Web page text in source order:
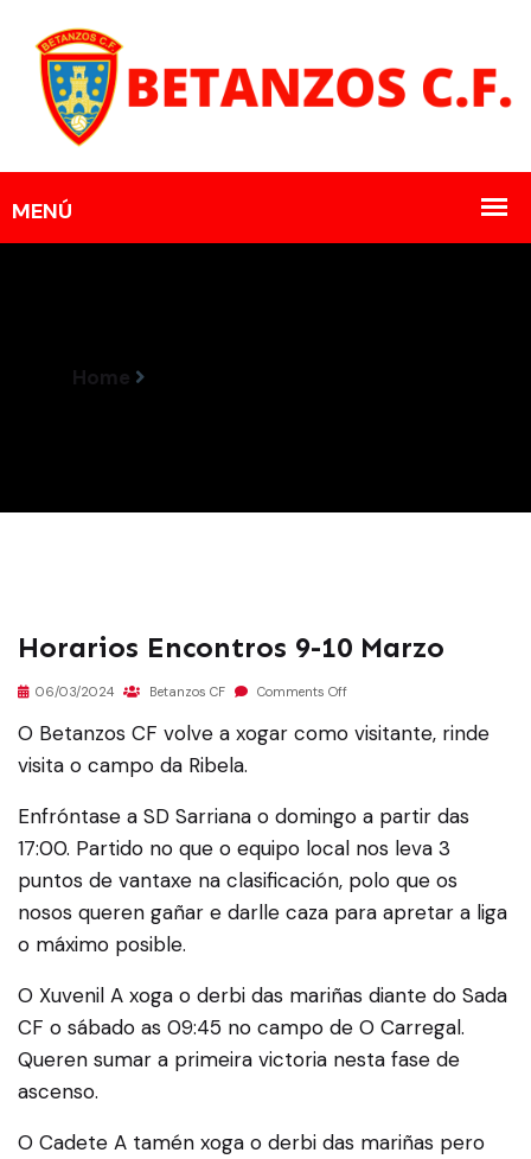
Home
Horarios Encontros 9-10 Marzo
06/03/2024 Betanzos CF Comments Off
O Betanzos CF volve a xogar como visitante, rinde
visita o campo da Ribela.
Enfróntase a SD Sarriana o domingo a partir das
17:00. Partido no que o equipo local nos leva 3
puntos de vantaxe na clasificación, polo que os
nosos queren gañar e darlle caza para apretar a liga
o máximo posible.
O Xuvenil A xoga o derbi das mariñas diante do Sada
CF o sábado as 09:45 no campo de O Carregal.
Queren sumar a primeira victoria nesta fase de
ascenso.
O Cadete A tamén xoga o derbi das mariñas pero